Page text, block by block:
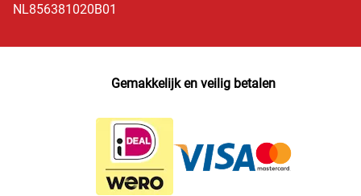
NL856381020B01
Gemakkelijk en veilig betalen